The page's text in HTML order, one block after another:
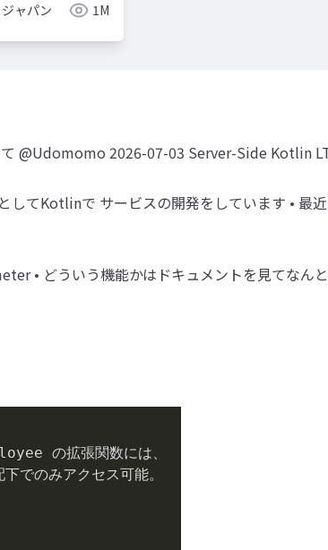
ャパン 1M
@Udomomo 2026-07-03 Server-Side Kotlin
してKotlinで サービスの開発をしています • 最
• どういう機能かはドキュメントを見てなん
の拡張関数には、